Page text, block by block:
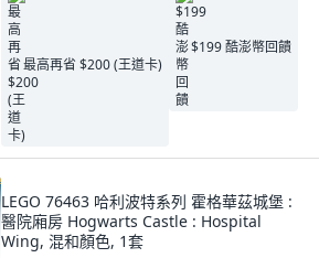
最高再省 $200 (王道卡)
$199 酷澎幣回饋
LEGO 76463 哈利波特系列 霍格華茲城堡 :
醫院廂房 Hogwarts Castle : Hospital
Wing, 混和顏色, 1套